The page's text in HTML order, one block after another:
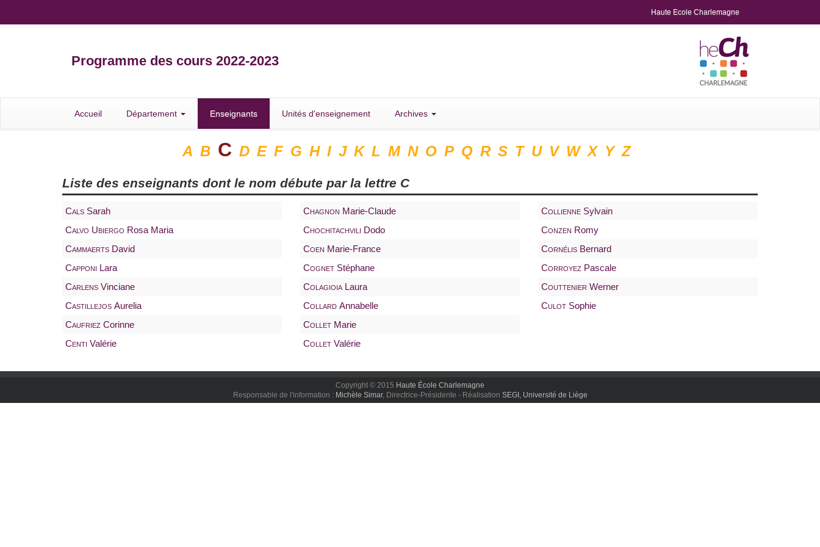
Haute Ecole Charlemagne
Programme des cours 2022-2023
Accueil Département Enseignants Unités d'enseignement Archives
A B C D E F G H I J K L M N O P Q R S T U V W X Y Z
Liste des enseignants dont le nom débute par la lettre C
Cals Sarah
Calvo Ubiergo Rosa Maria
Cammaerts David
Capponi Lara
Carlens Vinciane
Castillejos Aurelia
Caufriez Corinne
Centi Valérie
Chagnon Marie-Claude
Chochitachvili Dodo
Coen Marie-France
Cognet Stéphane
Colagioia Laura
Collard Annabelle
Collet Marie
Collet Valérie
Collienne Sylvain
Conzen Romy
Cornélis Bernard
Corroyez Pascale
Couttenier Werner
Culot Sophie
Copyright © 2015 Haute École Charlemagne
Responsable de l'information : Michèle Simar, Directrice-Présidente - Réalisation SEGI, Université de Liège